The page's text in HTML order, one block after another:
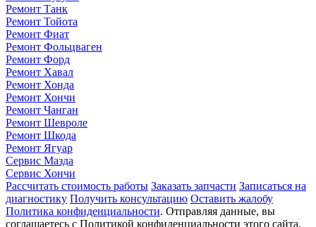
Ремонт Танк
Ремонт Тойота
Ремонт Фиат
Ремонт Фольцваген
Ремонт Форд
Ремонт Хавал
Ремонт Хонда
Ремонт Хончи
Ремонт Чанган
Ремонт Шевроле
Ремонт Шкода
Ремонт Ягуар
Сервис Мазда
Сервис Хончи
Рассчитать стоимость работы Заказать запчасти Записаться на
диагностику Получить консультацию Оставить жалобу
Политика конфиденциальности. Отправляя данные, вы
соглашаетесь с Политикой конфиденциальности этого сайта.